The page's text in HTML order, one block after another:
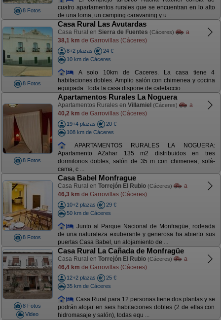
8 Fotos
cuatro apartamentos rurales que se encuentran en lo alto
de una loma, un camping caravaning y u ...
8 Fotos
Casa Rural Las Avutardas
Casa Rural en Sierra de Fuentes (Cáceres)
a
38,1 km de Garrovillas (Cáceres)
8+2 plazas
24 €
10 km de Cáceres
A solo 10km de Caceres. La casa tiene 4
habitaciones dobles. Amplio salón con chimenea y cocina
equipada. Toda la casa dispone de calefaccio ...
8 Fotos
Apartamentos Rurales La Noguera
Apartamentos Rurales en Villamiel (Cáceres)
a
40,2 km de Garrovillas (Cáceres)
19+4 plazas
20 €
108 km de Cáceres
APARTAMENTOS RURALES LA NOGUERA:
Apartamento AZahar 135 m2 distribuidos en tres
dormitorios dobles, salón de 35 m con chimenea, sofá-
cama, c ...
8 Fotos
Casa Babel Monfrague
Casa Rural en Torrejón El Rubio (Cáceres)
a
46,3 km de Garrovillas (Cáceres)
10+2 plazas
29 €
50 km de Cáceres
Junto al Parque Nacional de Monfragüe, rodeada
de una naturaleza exuberante y generosa ha abierto sus
puertas Casa Babel, un alojamiento de ...
8 Fotos
Video
Casa Rural La Cañada de Monfragüe
Casa Rural en Torrejón El Rubio (Cáceres)
a
46,4 km de Garrovillas (Cáceres)
12+2 plazas
25 €
35 km de Cáceres
Casa Rural para 12 personas tiene dos plantas y se
podrán alojar en seis habitaciones dobles (2 de ellas con
hidromasaje y salón), todas equ ...